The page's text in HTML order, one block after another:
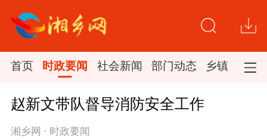
首页 时政要闻 社会新闻 部门动态 乡镇新闻
赵新文带队督导消防安全工作
湘乡网 · 时政要闻